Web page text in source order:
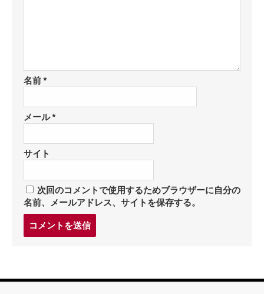
名前*
メール*
サイト
次回のコメントで使用するためブラウザーに自分の
名前、メールアドレス、サイトを保存する。
る